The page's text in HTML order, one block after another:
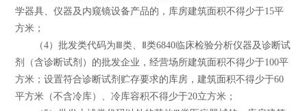
学器具、仪器及内窥镜设备产品的，库房建筑面积不得少于15平
方米；
（4）批发类代码为Ⅲ类、Ⅱ类6840临床检验分析仪器及诊断试
剂（含诊断试剂）的批发企业，经营场所建筑面积不得少于100平
方米；设置符合诊断试剂贮存要求的库房，建筑面积不得少于60
平方米（不含冷库）、冷库容积不得少于20立方米；